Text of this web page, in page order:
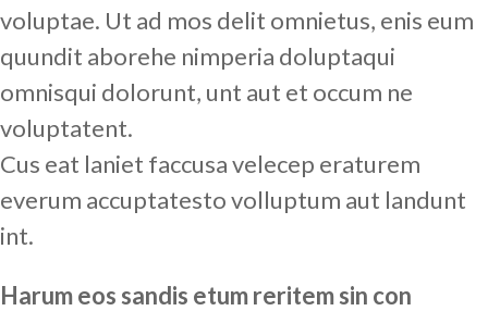
voluptae. Ut ad mos delit omnietus, enis eum
quundit aborehe nimperia doluptaqui
omnisqui dolorunt, unt aut et occum ne
voluptatent.
Cus eat laniet faccusa velecep eraturem
everum accuptatesto volluptum aut landunt
int.
Harum eos sandis etum reritem sin con